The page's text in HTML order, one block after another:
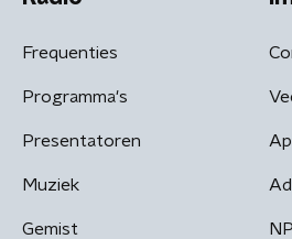
Frequenties
Programma's
Presentatoren
Muziek
Gemist